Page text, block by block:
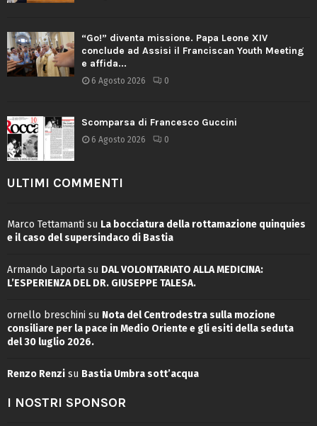
“Go!” diventa missione. Papa Leone XIV
conclude ad Assisi il Franciscan Youth Meeting
e affida...
6 Agosto 2026 0
Scomparsa di Francesco Guccini
6 Agosto 2026 0
ULTIMI COMMENTI
Marco Tettamanti su La bocciatura della rottamazione quinquies
e il caso del supersindaco di Bastia
Armando Laporta su DAL VOLONTARIATO ALLA MEDICINA:
L’ESPERIENZA DEL DR. GIUSEPPE TALESA.
ornello breschini su Nota del Centrodestra sulla mozione
consiliare per la pace in Medio Oriente e gli esiti della seduta
del 30 luglio 2026.
Renzo Renzi su Bastia Umbra sott’acqua
I NOSTRI SPONSOR